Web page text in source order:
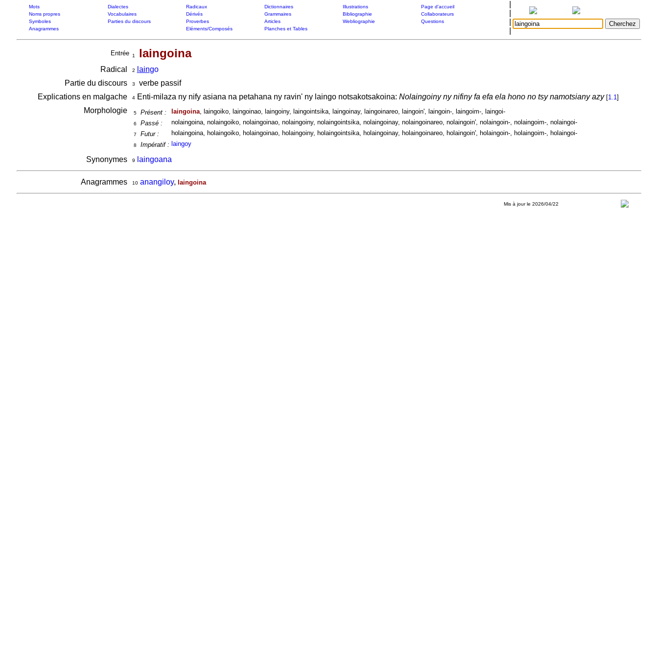
Mots Dialectes Radicaux Dictionnaires Illustrations
Page d'accueil
Noms propres
Vocabulaires Dérivés Grammaires Bibliographie
Collaborateurs
Symboles
Parties du discours Proverbes Articles Webliographie
Questions
Anagrammes
Eléments/Composés Planches et Tables
Entrée 1 laingoina
Radical 2 laingo
Partie du discours
3
verbe passif
Explications en malgache
4Enti-milaza ny nify asiana na petahana ny ravin' ny laingo notsakotsakoina: Nolaingoiny ny nifiny fa efa ela hono no tsy namotsiany azy [1.1]
Morphologie 5 Présent : laingoina, laingoiko, laingoinao, laingoiny, laingointsika, laingoinay, laingoinareo, laingoin', laingoin-, laingoim-, laingoi-
6 Passé : nolaingoina, nolaingoiko, nolaingoinao, nolaingoiny, nolaingointsika, nolaingoinay, nolaingoinareo, nolaingoin', nolaingoin-, nolaingoim-, nolaingoi-
7 Futur : holaingoina, holaingoiko, holaingoinao, holaingoiny, holaingointsika, holaingoinay, holaingoinareo, holaingoin', holaingoin-, holaingoim-, holaingoi-
8 Impératif : laingoy
Synonymes 9 laingoana
Anagrammes 10 anangiloy, laingoina
Mis à jour le 2026/04/22